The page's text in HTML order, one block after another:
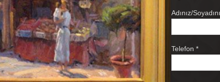
Adınız/
Telefon *